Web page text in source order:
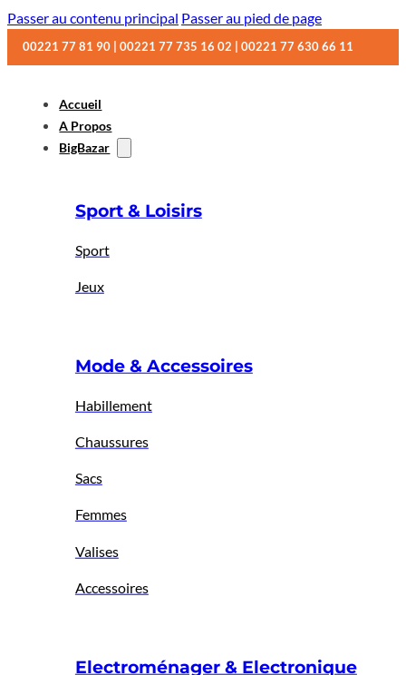
Passer au contenu principal Passer au pied de page
00221 77 81 90 | 00221 77 735 16 02 | 00221 77 630 66 11
Accueil
A Propos
BigBazar
Sport & Loisirs
Sport
Jeux
Mode & Accessoires
Habillement
Chaussures
Sacs
Femmes
Valises
Accessoires
Electroménager & Electronique